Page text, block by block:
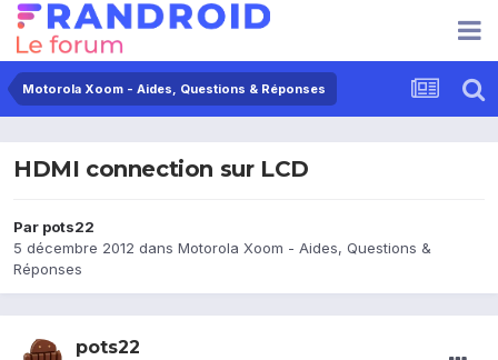
Motorola Xoom - Aides, Questions & Réponses
HDMI connection sur LCD
Par pots22
5 décembre 2012 dans Motorola Xoom - Aides, Questions &
Réponses
pots22